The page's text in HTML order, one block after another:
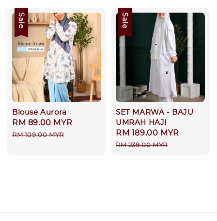
Sale
Blouse Aurora
Sale
price
RM 89.00 MYR
RM 109.00 MYR
Sale
SET MARWA - BAJU
UMRAH HAJI
Sale
price
RM 189.00 MYR
RM 239.00 MYR